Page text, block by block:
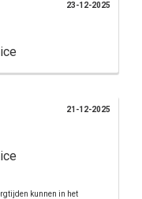
23-12-2025
kunnen in het
21-12-2025